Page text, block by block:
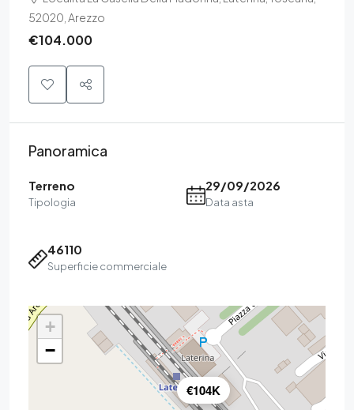
52020, Arezzo
€104.000
Panoramica
Terreno
Tipologia
29/09/2026
Data asta
46110
Superficie commerciale
€104K
+
−